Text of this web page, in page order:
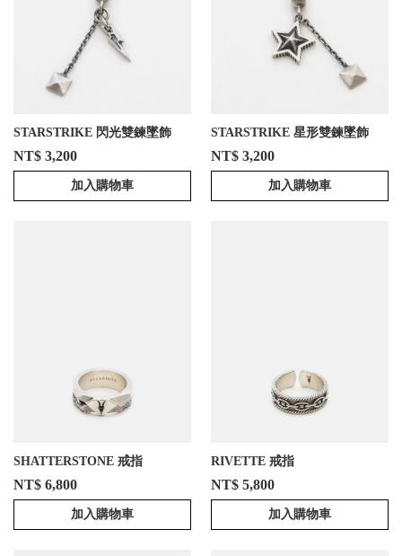
STARSTRIKE 閃光雙鍊墜飾
NT$ 3,200
加入購物車
STARSTRIKE 星形雙鍊墜飾
NT$ 3,200
加入購物車
SHATTERSTONE 戒指
NT$ 6,800
加入購物車
RIVETTE 戒指
NT$ 5,800
加入購物車